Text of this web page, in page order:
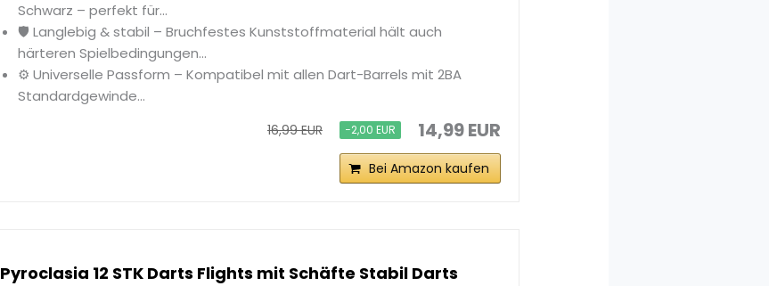
Schwarz – perfekt für...
🛡 Langlebig & stabil – Bruchfestes Kunststoffmaterial hält auch
härteren Spielbedingungen...
⚙️ Universelle Passform – Kompatibel mit allen Dart-Barrels mit 2BA
Standardgewinde...
16,99 EUR −2,00 EUR 14,99 EUR
Bei Amazon kaufen
Pyroclasia 12 STK Darts Flights mit Schäfte Stabil Darts